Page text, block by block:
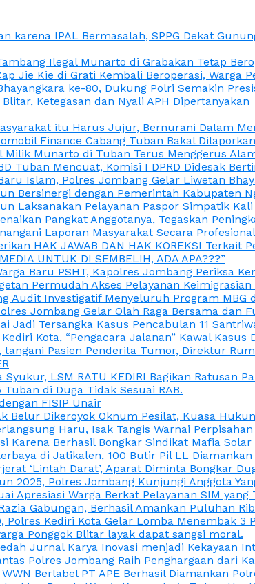
karena IPAL Bermasalah, SPPG Dekat
Ilegal Munarto di Grabakan Tetap
Jie Kie di Grati Kembali Beroperasi, Warga
ke-80, Dukung Polri Semakin
Ketegasan dan Nyali APH Dipertanyakan
itu Harus Jujur, Bernurani Dalam
Finance Cabang Tuban Bakal
Munarto di Tuban Terus Menggerus
Tuban Mencuat, Komisi I DPRD Didesak
Islam, Polres Jombang Gelar Liwetan
Bersinergi dengan Pemerintah Kabupaten
Laksanakan Pelayanan Paspor Simpatik
Pangkat Anggotanya, Tegaskan
Laporan Masyarakat Secara
HAK JAWAB DAN HAK KOREKSI
UNTUK DI SEMBELIH, ADA APA???”
Baru PSHT, Kapolres Jombang Periksa
Permudah Akses Pelayanan
Audit Investigatif Menyeluruh Program MBG
Jombang Gelar Olah Raga Bersama dan
Jadi Tersangka Kasus Pencabulan 11
Kota, “Pengacara Jalanan” Kawal Kasus
Pasien Penderita Tumor, Direktur
LSM RATU KEDIRI Bagikan Ratusan
di Duga Tidak Sesuai RAB.
FISIP Unair
Belur Dikeroyok Oknum Pesilat, Kuasa
Haru, Isak Tangis Warnai
Karena Berhasil Bongkar Sindikat Mafia
di Jatikalen, 100 Butir Pil LL Diamankan
‘Lintah Darat’, Aparat Diminta Bongkar
2025, Polres Jombang Kunjungi Anggota
Apresiasi Warga Berkat Pelayanan SIM
Gabungan, Berhasil Amankan Puluhan
Polres Kediri Kota Gelar Lomba Menembak 3
Ponggok Blitar layak dapat sangsi moral.
Jurnal Karya Inovasi menjadi Kekayaan
Polres Jombang Raih Penghargaan dari
Berlabel PT APE Berhasil Diamankan